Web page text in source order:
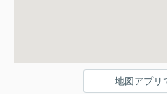
地図アプリ